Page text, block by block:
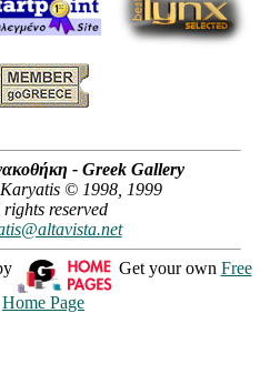
- Greek Gallery
© 1998, 1999
reserved
Get your own Free
Home Page